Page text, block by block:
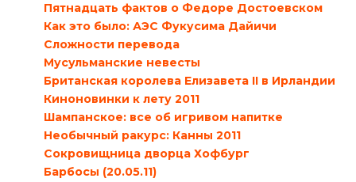
Пятнадцать фактов о Федоре Достоевском
Как это было: АЭС Фукусима Дайичи
Сложности перевода
Мусульманские невесты
Британская королева Елизавета II в Ирландии
Киноновинки к лету 2011
Шампанское: все об игривом напитке
Необычный ракурс: Канны 2011
Сокровищница дворца Хофбург
Барбосы (20.05.11)